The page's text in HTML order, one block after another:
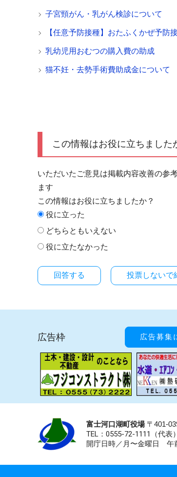
子宮頸がん・乳がん検診について
【任意予防接種】おたふくかぜ予防
乳幼児用おむつの購入費の助成
猫不妊・去勢手術費助成金について
この情報はお役に立ちました
いただいたご意見は掲載内容改善の参
ます
この情報はお役に立ちましたか？
役に立った
どちらともいえない
役に立たなかった
投票しないで
広告枠 広告募集
富士河口湖町役場〒401-
TEL：0555-72-1111 （代表
開庁日時／月〜金曜日 午